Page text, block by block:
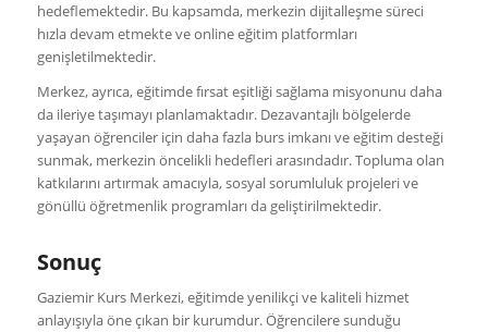
hedeflemektedir. Bu kapsamda, merkezin dijitalleşme süreci
hızla devam etmekte ve online eğitim platformları
genişletilmektedir.
Merkez, ayrıca, eğitimde fırsat eşitliği sağlama misyonunu daha
da ileriye taşımayı planlamaktadır. Dezavantajlı bölgelerde
yaşayan öğrenciler için daha fazla burs imkanı ve eğitim desteği
sunmak, merkezin öncelikli hedefleri arasındadır. Topluma olan
katkılarını artırmak amacıyla, sosyal sorumluluk projeleri ve
gönüllü öğretmenlik programları da geliştirilmektedir.
Sonuç
Gaziemir Kurs Merkezi, eğitimde yenilikçi ve kaliteli hizmet
anlayışıyla öne çıkan bir kurumdur. Öğrencilere sunduğu